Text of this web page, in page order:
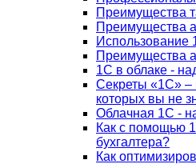
Преимущества
Преимущества
Использование
Преимущества
1С в облаке -
Секреты «1С» –
которых вы не
Облачная 1С -
Как с помощью
бухгалтера?
Как